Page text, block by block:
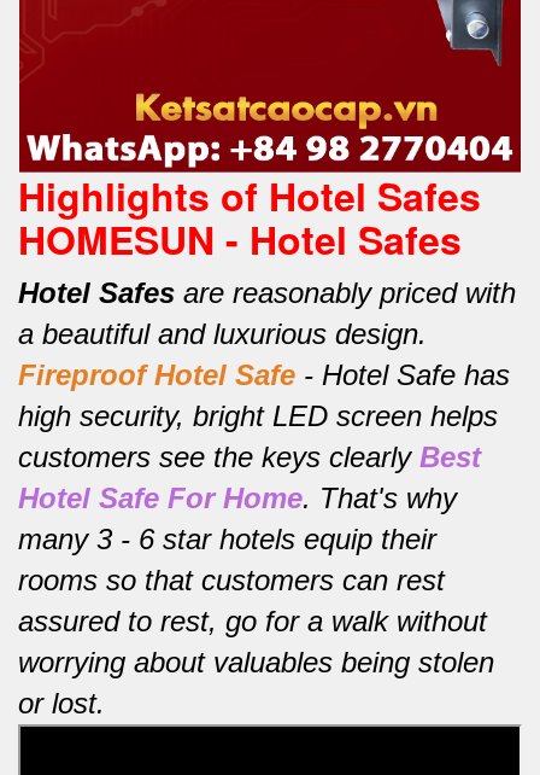
Highlights of Hotel Safes
HOMESUN - Hotel Safes
Hotel Safes are reasonably priced with
a beautiful and luxurious design.
Fireproof Hotel Safe - Hotel Safe has
high security, bright LED screen helps
customers see the keys clearly Best
Hotel Safe For Home. That's why
many 3 - 6 star hotels equip their
rooms so that customers can rest
assured to rest, go for a walk without
worrying about valuables being stolen
or lost.